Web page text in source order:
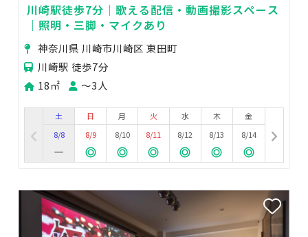
川崎駅徒歩7分｜歌える配信・動画撮影スペース
｜照明・三脚・マイクあり
神奈川県 川崎市川崎区 東田町
川崎駅 徒歩7分
18㎡
〜3人
土
8/8
日
8/9
月
8/10
火
8/11
水
8/12
木
8/13
金
8/14